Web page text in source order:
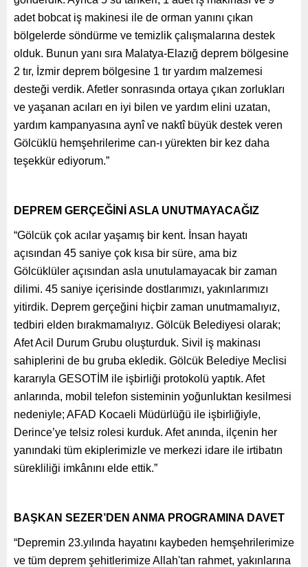
adet bobcat iş makinesi ile de orman yanını çıkan
bölgelerde söndürme ve temizlik çalışmalarına destek
olduk. Bunun yanı sıra Malatya-Elazığ deprem bölgesine
2 tır, İzmir deprem bölgesine 1 tır yardım malzemesi
desteği verdik. Afetler sonrasında ortaya çıkan zorlukları
ve yaşanan acıları en iyi bilen ve yardım elini uzatan,
yardım kampanyasına aynî ve naktî büyük destek veren
Gölcüklü hemşehrilerime can-ı yürekten bir kez daha
teşekkür ediyorum.”
DEPREM GERÇEĞİNİ ASLA UNUTMAYACAĞIZ
“Gölcük çok acılar yaşamış bir kent. İnsan hayatı
açısından 45 saniye çok kısa bir süre, ama biz
Gölcüklüler açısından asla unutulamayacak bir zaman
dilimi. 45 saniye içerisinde dostlarımızı, yakınlarımızı
yitirdik. Deprem gerçeğini hiçbir zaman unutmamalıyız,
tedbiri elden bırakmamalıyız. Gölcük Belediyesi olarak;
Afet Acil Durum Grubu oluşturduk. Sivil iş makinası
sahiplerini de bu gruba ekledik. Gölcük Belediye Meclisi
kararıyla GESOTİM ile işbirliği protokolü yaptık. Afet
anlarında, mobil telefon sisteminin yoğunluktan kesilmesi
nedeniyle; AFAD Kocaeli Müdürlüğü ile işbirliğiyle,
Derince’ye telsiz rolesi kurduk. Afet anında, ilçenin her
yanındaki tüm ekiplerimizle ve merkezi idare ile irtibatın
sürekliliği imkânını elde ettik.”
BAŞKAN SEZER’DEN ANMA PROGRAMINA DAVET
“Depremin 23.yılında hayatını kaybeden hemşehrilerimize
ve tüm deprem şehitlerimize Allah'tan rahmet, yakınlarına